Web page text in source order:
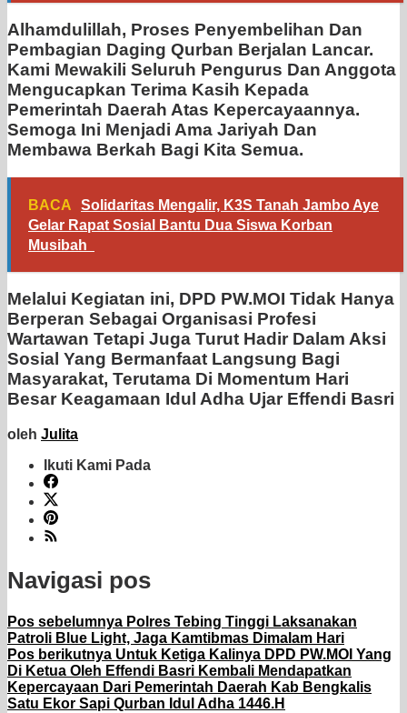
Alhamdulillah, Proses Penyembelihan Dan
Pembagian Daging Qurban Berjalan Lancar.
Kami Mewakili Seluruh Pengurus Dan Anggota
Mengucapkan Terima Kasih Kepada
Pemerintah Daerah Atas Kepercayaannya.
Semoga Ini Menjadi Ama Jariyah Dan
Membawa Berkah Bagi Kita Semua.
BACA
Solidaritas Mengalir, K3S Tanah Jambo Aye
Gelar Rapat Sosial Bantu Dua Siswa Korban
Musibah
Melalui Kegiatan ini, DPD PW.MOI Tidak Hanya
Berperan Sebagai Organisasi Profesi
Wartawan Tetapi Juga Turut Hadir Dalam Aksi
Sosial Yang Bermanfaat Langsung Bagi
Masyarakat, Terutama Di Momentum Hari
Besar Keagamaan Idul Adha Ujar Effendi Basri
oleh Julita
Ikuti Kami Pada
Navigasi pos
Pos sebelumnya Polres Tebing Tinggi Laksanakan
Patroli Blue Light, Jaga Kamtibmas Dimalam Hari
Pos berikutnya Untuk Ketiga Kalinya DPD PW.MOI Yang
Di Ketua Oleh Effendi Basri Kembali Mendapatkan
Kepercayaan Dari Pemerintah Daerah Kab Bengkalis
Satu Ekor Sapi Qurban Idul Adha 1446.H